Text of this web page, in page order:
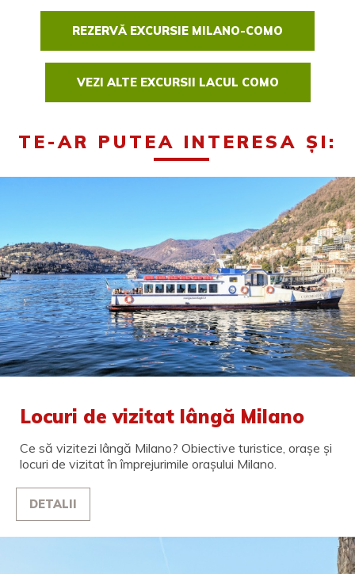
REZERVĂ EXCURSIE MILANO-COMO
VEZI ALTE EXCURSII LACUL COMO
TE-AR PUTEA INTERESA ȘI:
Locuri de vizitat lângă Milano
Ce să vizitezi lângă Milano? Obiective turistice, orașe și
locuri de vizitat în împrejurimile orașului Milano.
DETALII